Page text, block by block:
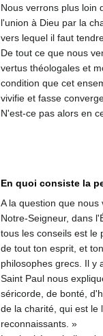
Nous verrons plus loin
l'union à Dieu par la
vers lequel il faut
De tout ce que nous
vertus théologales et
condition que cet
vivifie et fasse
N'est-ce pas alors en
En quoi consiste la
A la question que nous
Notre-Seigneur, dans
tous les conseils est le
de tout ton esprit, et
philosophes grecs. Il y
Saint Paul nous
séricorde, de bonté,
de la charité, qui est le
reconnaissants. »